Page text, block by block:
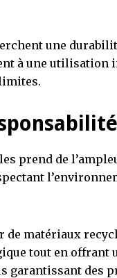
une
à une utilisation
prend de
de matériaux
tout en offrant
garantissant des